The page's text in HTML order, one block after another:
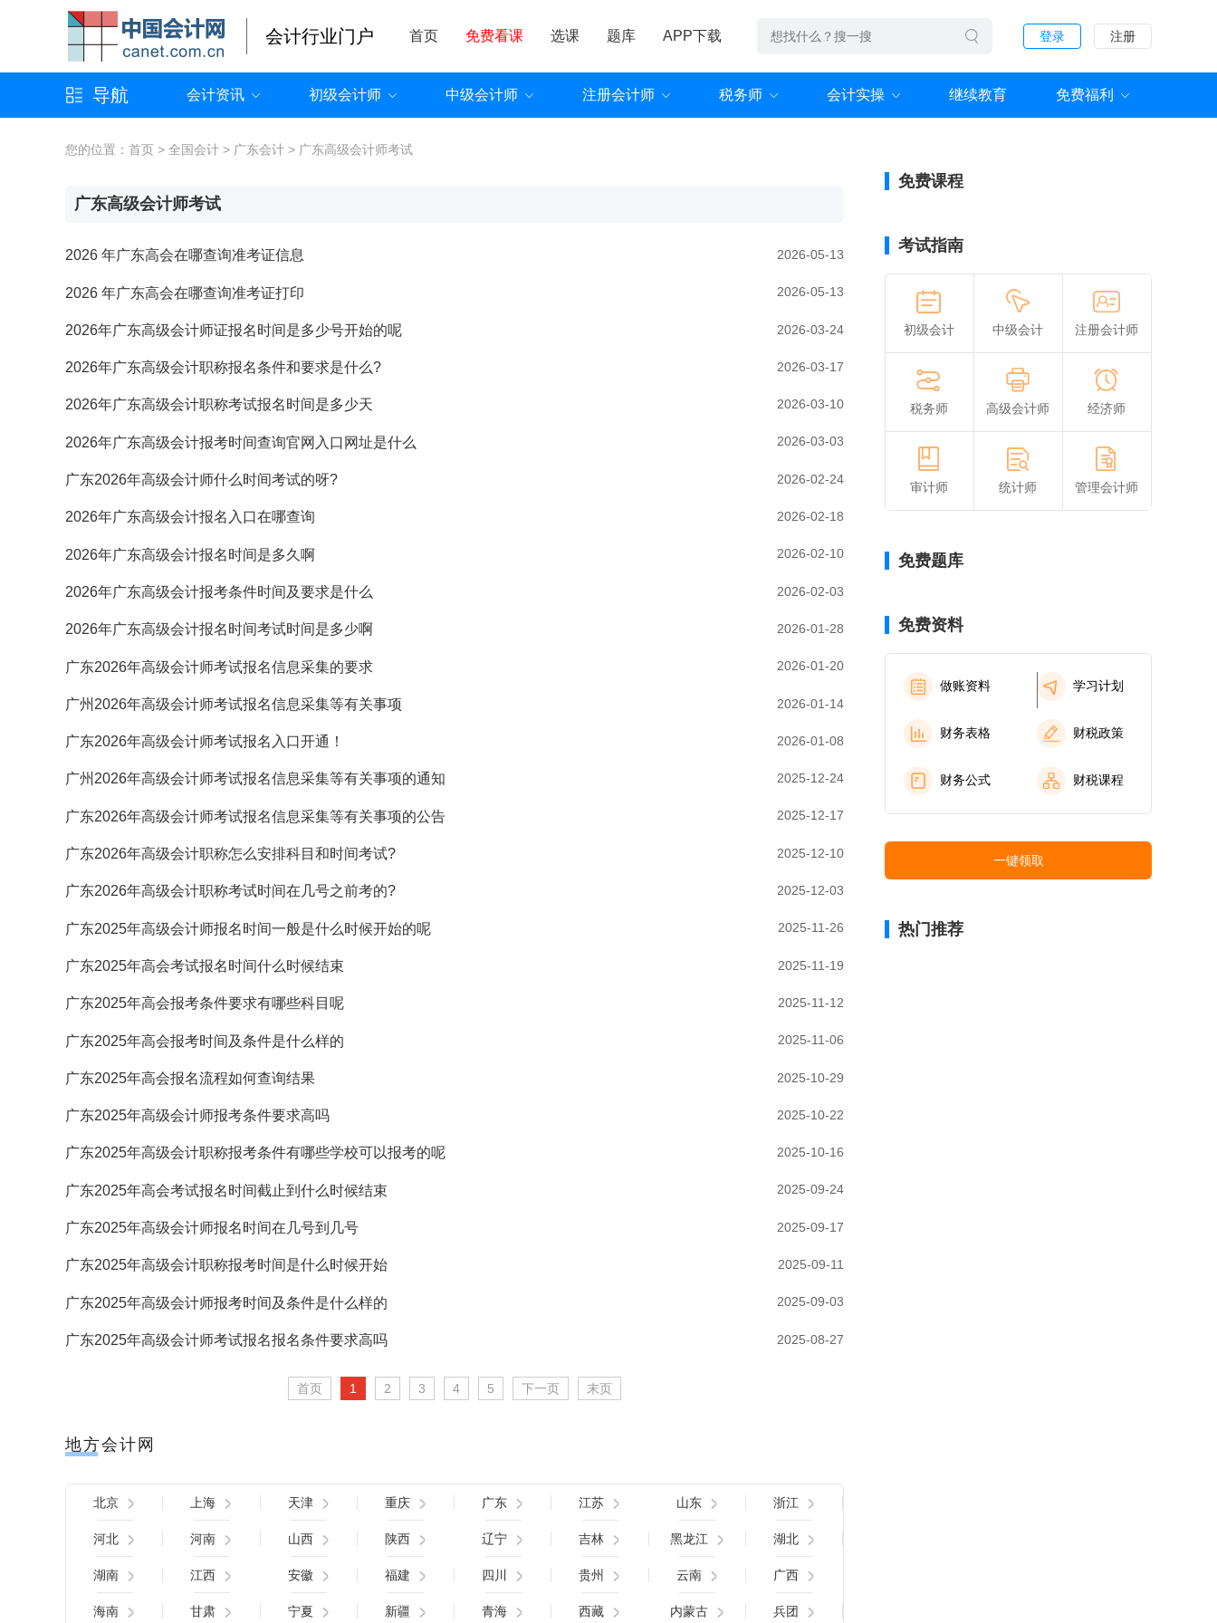
会计行业门户 首页 免费看课 选课 题库 APP下载 登录 注册
导航 会计资讯 初级会计师 中级会计师 注册会计师 税务师 会计实操 继续教育 免费福利
您的位置： 首页 > 全国会计 > 广东会计 > 广东高级会计师考试
广东高级会计师考试
2026-05-13
2026 年广东高会在哪查询准考证信息
2026-05-13
2026 年广东高会在哪查询准考证打印
2026-03-24
2026年广东高级会计师证报名时间是多少号开始的呢
2026-03-17
2026年广东高级会计职称报名条件和要求是什么?
2026-03-10
2026年广东高级会计职称考试报名时间是多少天
2026-03-03
2026年广东高级会计报考时间查询官网入口网址是什么
2026-02-24
广东2026年高级会计师什么时间考试的呀?
2026-02-18
2026年广东高级会计报名入口在哪查询
2026-02-10
2026年广东高级会计报名时间是多久啊
2026-02-03
2026年广东高级会计报考条件时间及要求是什么
2026-01-28
2026年广东高级会计报名时间考试时间是多少啊
2026-01-20
广东2026年高级会计师考试报名信息采集的要求
2026-01-14
广州2026年高级会计师考试报名信息采集等有关事项
2026-01-08
广东2026年高级会计师考试报名入口开通！
2025-12-24
广州2026年高级会计师考试报名信息采集等有关事项的通知
2025-12-17
广东2026年高级会计师考试报名信息采集等有关事项的公告
2025-12-10
广东2026年高级会计职称怎么安排科目和时间考试?
2025-12-03
广东2026年高级会计职称考试时间在几号之前考的?
2025-11-26
广东2025年高级会计师报名时间一般是什么时候开始的呢
2025-11-19
广东2025年高会考试报名时间什么时候结束
2025-11-12
广东2025年高会报考条件要求有哪些科目呢
2025-11-06
广东2025年高会报考时间及条件是什么样的
2025-10-29
广东2025年高会报名流程如何查询结果
2025-10-22
广东2025年高级会计师报考条件要求高吗
2025-10-16
广东2025年高级会计职称报考条件有哪些学校可以报考的呢
2025-09-24
广东2025年高会考试报名时间截止到什么时候结束
2025-09-17
广东2025年高级会计师报名时间在几号到几号
2025-09-11
广东2025年高级会计职称报考时间是什么时候开始
2025-09-03
广东2025年高级会计师报考时间及条件是什么样的
2025-08-27
广东2025年高级会计师考试报名报名条件要求高吗
首页 1 2 3 4 5 下一页 末页
地方会计网
北京 上海 天津 重庆 广东 江苏 山东 浙江
河北 河南 山西 陕西 辽宁 吉林 黑龙江 湖北
湖南 江西 安徽 福建 四川 贵州 云南 广西
海南 甘肃 宁夏 新疆 青海 西藏 内蒙古 兵团
免费课程
考试指南
初级会计 中级会计 注册会计师
税务师 高级会计师 经济师
审计师 统计师 管理会计师
免费题库
免费资料
做账资料 学习计划
财务表格 财税政策
财务公式 财税课程
一键领取
热门推荐